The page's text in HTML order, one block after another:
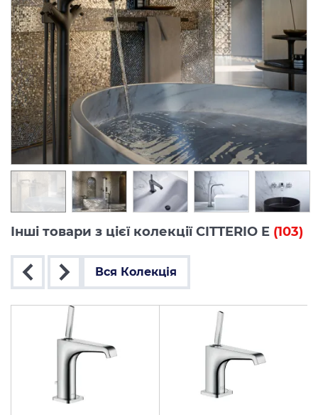
Інші товари з цієї колекції CITTERIO E (103)
Вся Колекція